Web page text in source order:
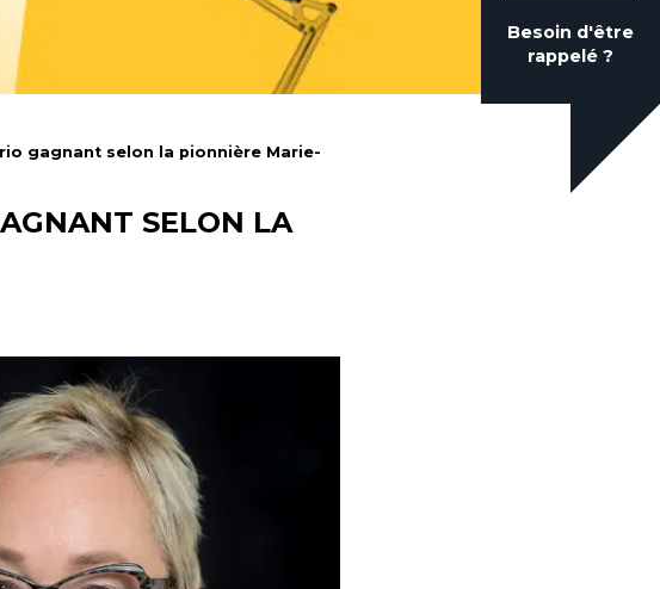
Besoin d'être
rappelé ?
gagnant selon la pionnière Marie-
SELON LA